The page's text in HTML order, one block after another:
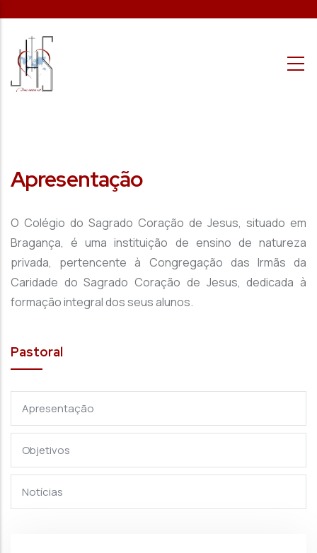
Apresentação
O Colégio do Sagrado Coração de Jesus, situado em
Bragança, é uma instituição de ensino de natureza
privada, pertencente à Congregação das Irmãs da
Caridade do Sagrado Coração de Jesus, dedicada à
formação integral dos seus alunos.
Pastoral
Apresentação
Objetivos
Notícias